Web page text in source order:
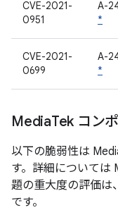
CVE-2021-
0951
A-
*
CVE-2021-
0699
A-
*
MediaTek コン
以下の脆弱性は
す。詳細については
題の重大度の評価は
です。